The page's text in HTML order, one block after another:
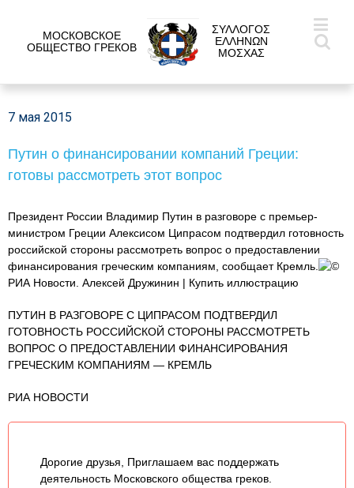
МОСКОВСКОЕ
ОБЩЕСТВО ГРЕКОВ
ΣΥΛΛΟΓΟΣ
ΕΛΛΗΝΩΝ
ΜΟΣΧΑΣ
7 мая 2015
Путин о финансировании компаний Греции:
готовы рассмотреть этот вопрос
Президент России Владимир Путин в разговоре с премьер-
министром Греции Алексисом Ципрасом подтвердил готовность
российской стороны рассмотреть вопрос о предоставлении
финансирования греческим компаниям, сообщает Кремль.
©
РИА Новости. Алексей Дружинин | Купить иллюстрацию
ПУТИН В РАЗГОВОРЕ С ЦИПРАСОМ ПОДТВЕРДИЛ
ГОТОВНОСТЬ РОССИЙСКОЙ СТОРОНЫ РАССМОТРЕТЬ
ВОПРОС О ПРЕДОСТАВЛЕНИИ ФИНАНСИРОВАНИЯ
ГРЕЧЕСКИМ КОМПАНИЯМ — КРЕМЛЬ
РИА НОВОСТИ
Дорогие друзья, Приглашаем вас поддержать
деятельность Московского общества греков.